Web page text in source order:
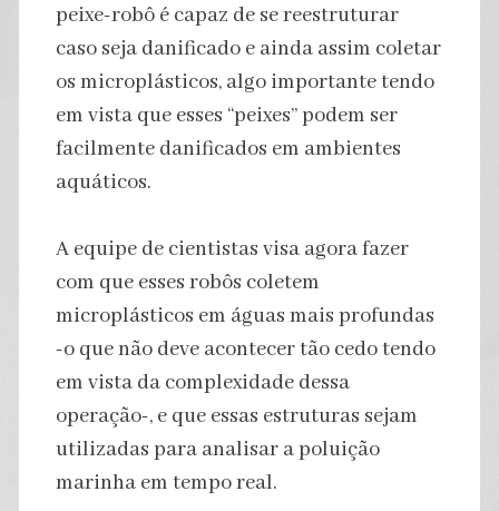
peixe-robô é capaz de se reestruturar
caso seja danificado e ainda assim coletar
os microplásticos, algo importante tendo
em vista que esses “peixes” podem ser
facilmente danificados em ambientes
aquáticos.
A equipe de cientistas visa agora fazer
com que esses robôs coletem
microplásticos em águas mais profundas
-o que não deve acontecer tão cedo tendo
em vista da complexidade dessa
operação-, e que essas estruturas sejam
utilizadas para analisar a poluição
marinha em tempo real.